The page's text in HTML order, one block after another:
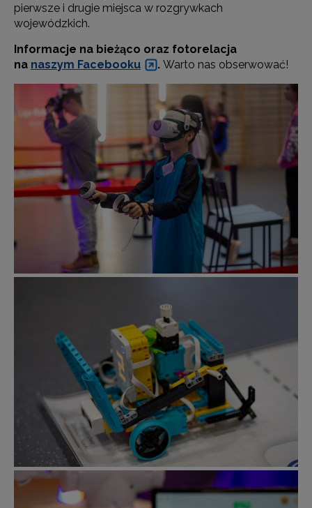
pierwsze i drugie miejsca w rozgrywkach
wojewódzkich.
Informacje na bieżąco oraz fotorelacja
na naszym Facebooku . Warto nas obserwować!